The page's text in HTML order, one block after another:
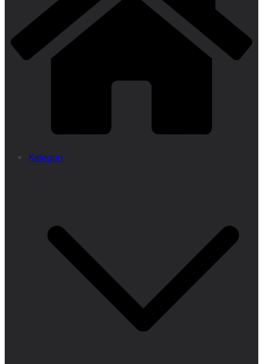
Kategori